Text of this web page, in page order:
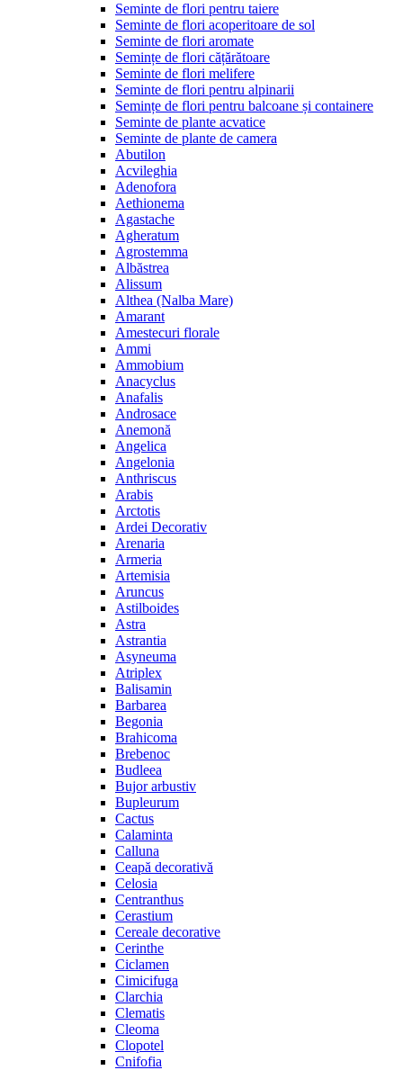
Seminte de flori pentru taiere
Seminte de flori acoperitoare de sol
Seminte de flori aromate
Semințe de flori cățărătoare
Seminte de flori melifere
Seminte de flori pentru alpinarii
Semințe de flori pentru balcoane și containere
Seminte de plante acvatice
Seminte de plante de camera
Abutilon
Acvileghia
Adenofora
Aethionema
Agastache
Agheratum
Agrostemma
Albăstrea
Alissum
Althea (Nalba Mare)
Amarant
Amestecuri florale
Ammi
Ammobium
Anacyclus
Anafalis
Androsace
Anemonă
Angelica
Angelonia
Anthriscus
Arabis
Arctotis
Ardei Decorativ
Arenaria
Armeria
Artemisia
Aruncus
Astilboides
Astra
Astrantia
Asyneuma
Atriplex
Balisamin
Barbarea
Begonia
Brahicoma
Brebenoc
Budleea
Bujor arbustiv
Bupleurum
Cactus
Calaminta
Calluna
Ceapă decorativă
Celosia
Centranthus
Cerastium
Cereale decorative
Cerinthe
Ciclamen
Cimicifuga
Clarchia
Clematis
Cleoma
Clopotel
Cnifofia